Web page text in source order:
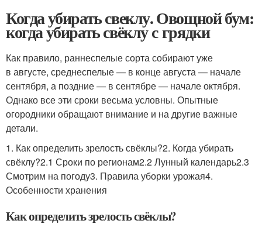
Когда убирать свеклу. Овощной бум:
когда убирать свёклу с грядки
Как правило, раннеспелые сорта собирают уже
в августе, среднеспелые — в конце августа — начале
сентября, а поздние — в сентябре — начале октября.
Однако все эти сроки весьма условны. Опытные
огородники обращают внимание и на другие важные
детали.
1. Как определить зрелость свёклы?2. Когда убирать
свёклу?2.1 Сроки по регионам2.2 Лунный календарь2.3
Смотрим на погоду3. Правила уборки урожая4.
Особенности хранения
Как определить зрелость свёклы?